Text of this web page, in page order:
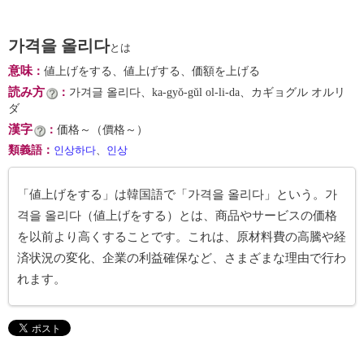
가격을 올리다とは
意味： 値上げをする、値上げする、価額を上げる
読み方 ： 가겨글 올리다、ka-gyŏ-gŭl ol-li-da、カギョグル オルリ
ダ
漢字 ： 価格～（價格～）
類義語 ： 인상하다、 인상
「値上げをする」は韓国語で「가격을 올리다」という。가
격을 올리다（値上げをする）とは、商品やサービスの価格
を以前より高くすることです。これは、原材料費の高騰や経
済状況の変化、企業の利益確保など、さまざまな理由で行わ
れます。